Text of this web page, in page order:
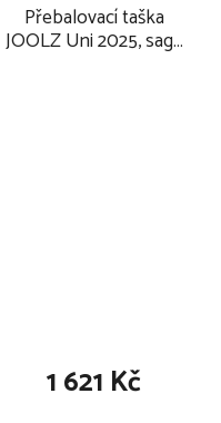
Přebalovací taška
JOOLZ Uni 2025, sage
1 621 Kč